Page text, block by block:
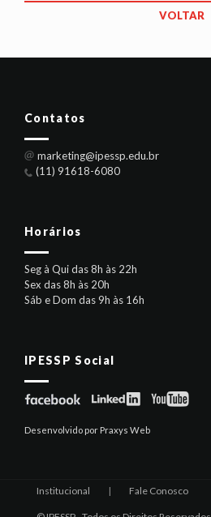
VOLTAR
Contatos
marketing@ipessp.edu.br
(11) 91618-6080
Horários
Seg à Qui das 8h às 22h
Sex das 8h às 20h
Sáb e Dom das 9h às 16h
IPESSP Social
Desenvolvido por Praxys Web
Institucional | Fale Conosco